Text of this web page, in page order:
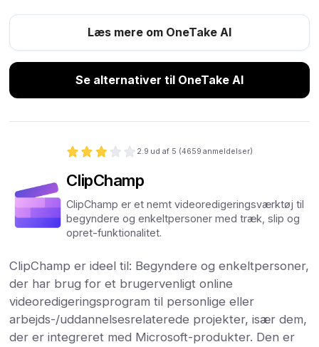
Læs mere om OneTake AI
Se alternativer til OneTake AI
2.9 ud af 5 (4659 anmeldelser)
ClipChamp
ClipChamp er et nemt videoredigeringsværktøj til
begyndere og enkeltpersoner med træk, slip og
opret-funktionalitet.
ClipChamp er ideel til: Begyndere og enkeltpersoner,
der har brug for et brugervenligt online
videoredigeringsprogram til personlige eller
arbejds-/uddannelsesrelaterede projekter, især dem,
der er integreret med Microsoft-produkter. Den er